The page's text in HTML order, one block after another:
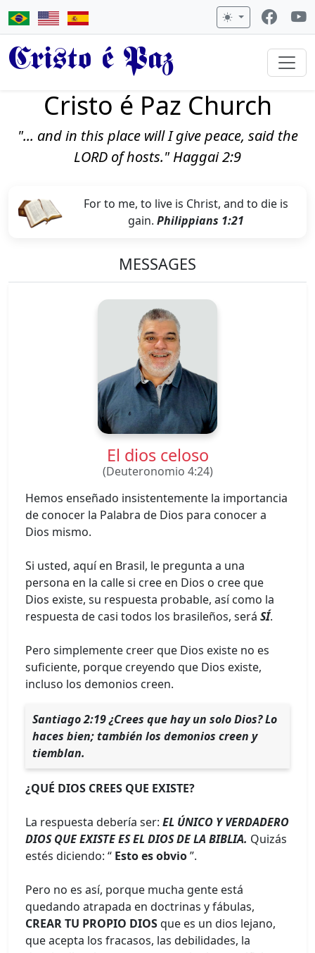
Cristo é Paz
Cristo é Paz Church
"... and in this place will I give peace, said the
LORD of hosts." Haggai 2:9
For to me, to live is Christ, and to die is
gain. Philippians 1:21
MESSAGES
El dios celoso
(Deuteronomio 4:24)
Hemos enseñado insistentemente la importancia
de conocer la Palabra de Dios para conocer a
Dios mismo.
Si usted, aquí en Brasil, le pregunta a una
persona en la calle si cree en Dios o cree que
Dios existe, su respuesta probable, así como la
respuesta de casi todos los brasileños, será SÍ.
Pero simplemente creer que Dios existe no es
suficiente, porque creyendo que Dios existe,
incluso los demonios creen.
Santiago 2:19 ¿Crees que hay un solo Dios? Lo
haces bien; también los demonios creen y
tiemblan.
¿QUÉ DIOS CREES QUE EXISTE?
La respuesta debería ser: EL ÚNICO Y VERDADERO
DIOS QUE EXISTE ES EL DIOS DE LA BIBLIA. Quizás
estés diciendo: “ Esto es obvio”.
Pero no es así, porque mucha gente está
quedando atrapada en doctrinas y fábulas,
CREAR TU PROPIO DIOSque es un dios lejano,
que acepta los fracasos, las debilidades, la